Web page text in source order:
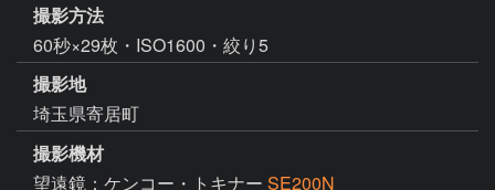
撮影方法
60秒×29枚・ISO1600・絞り5
撮影地
埼玉県寄居町
撮影機材
望遠鏡：ケンコー・トキナー SE200N